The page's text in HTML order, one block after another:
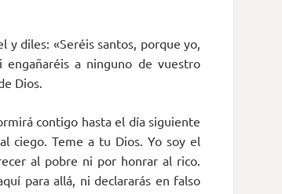
y diles: «Seréis santos, porque yo,
a ninguno de vuestro
Dios.
contigo hasta el día siguiente
ciego. Teme a tu Dios. Yo soy el
al pobre ni por honrar al rico.
para allá, ni declararás en falso